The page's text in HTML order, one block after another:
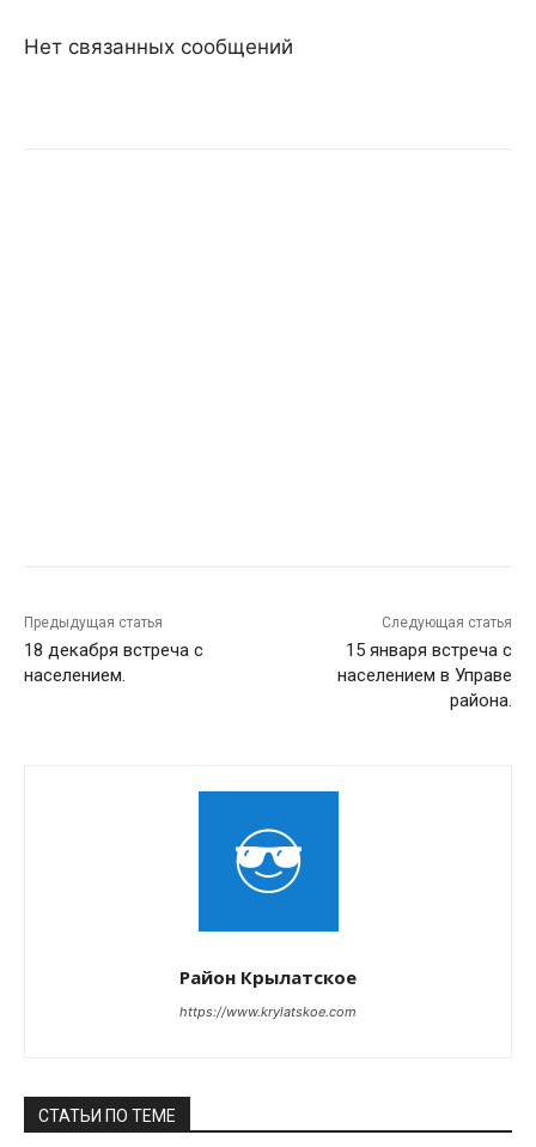
Нет связанных сообщений
Предыдущая статья
18 декабря встреча с
населением.
Следующая статья
15 января встреча с
населением в Управе
района.
Район Крылатское
https://www.krylatskoe.com
СТАТЬИ ПО ТЕМЕ